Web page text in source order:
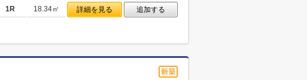
1R 18.34㎡ 詳細を見る 追加する